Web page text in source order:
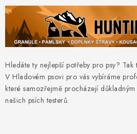
SPORT SE PSEM
BACK ON TRACK
FAQ
VĚRNOSTNÍ PROGRAM
Hledáte ty nejlepší potřeby pro psy? Tak
V Hladovém psovi pro vás vybíráme
které samozřejmě procházejí
našich psích testerů.